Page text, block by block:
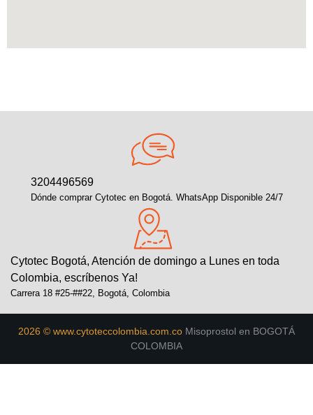
3204496569
Dónde comprar Cytotec en Bogotá. WhatsApp Disponible 24/7
Cytotec Bogotá, Atención de domingo a Lunes en toda
Colombia, escríbenos Ya!
Carrera 18 #25-##22, Bogotá, Colombia
2026 © www.cytoteccolombia.com.co Misoprostol en BOGOTÁ
COLOMBIA